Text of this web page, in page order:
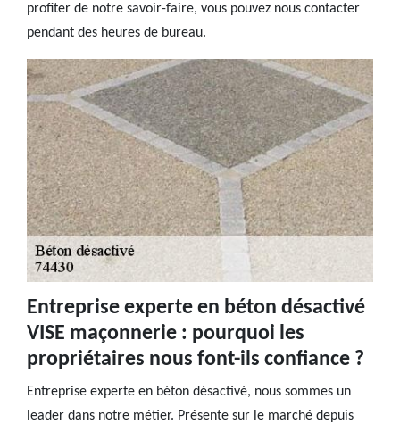
profiter de notre savoir-faire, vous pouvez nous contacter
pendant des heures de bureau.
Entreprise experte en béton désactivé
VISE maçonnerie : pourquoi les
propriétaires nous font-ils confiance ?
Entreprise experte en béton désactivé, nous sommes un
leader dans notre métier. Présente sur le marché depuis